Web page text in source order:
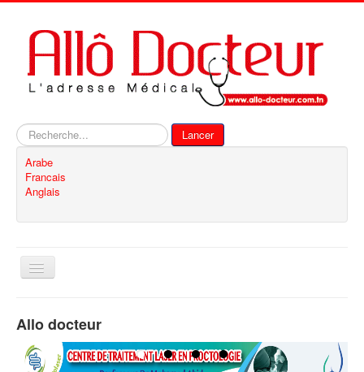
Rechercher
Lancer
Arabe
Francais
Anglais
Basculer
Contact
Allo docteur